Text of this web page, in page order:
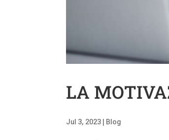
LA
Jul 3, 2023 Blog